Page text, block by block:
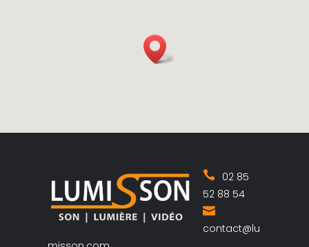
02 85
52 88 54
contact@lu